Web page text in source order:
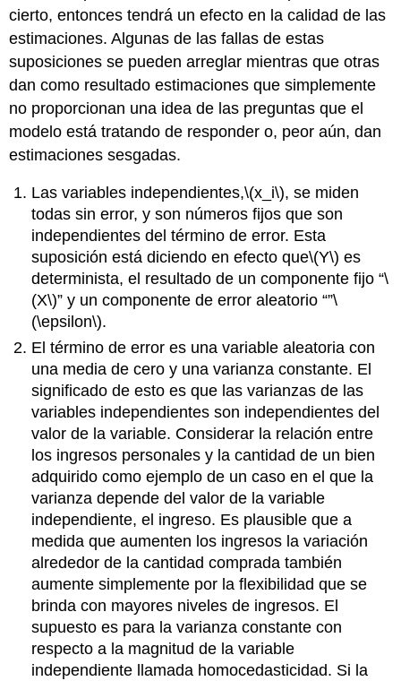
cierto, entonces tendrá un efecto en la calidad de las
estimaciones. Algunas de las fallas de estas
suposiciones se pueden arreglar mientras que otras
dan como resultado estimaciones que simplemente
no proporcionan una idea de las preguntas que el
modelo está tratando de responder o, peor aún, dan
estimaciones sesgadas.
Las variables independientes,\(x_i\), se miden
todas sin error, y son números fijos que son
independientes del término de error. Esta
suposición está diciendo en efecto que\(Y\) es
determinista, el resultado de un componente fijo “\
(X\)” y un componente de error aleatorio “”\
(\epsilon\).
El término de error es una variable aleatoria con
una media de cero y una varianza constante. El
significado de esto es que las varianzas de las
variables independientes son independientes del
valor de la variable. Considerar la relación entre
los ingresos personales y la cantidad de un bien
adquirido como ejemplo de un caso en el que la
varianza depende del valor de la variable
independiente, el ingreso. Es plausible que a
medida que aumenten los ingresos la variación
alrededor de la cantidad comprada también
aumente simplemente por la flexibilidad que se
brinda con mayores niveles de ingresos. El
supuesto es para la varianza constante con
respecto a la magnitud de la variable
independiente llamada homocedasticidad. Si la